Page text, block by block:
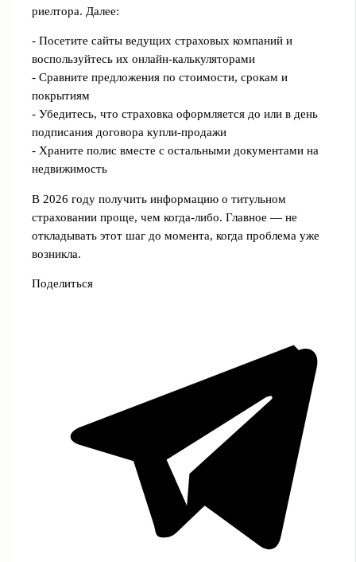
риелтора. Далее:
- Посетите сайты ведущих страховых компаний и
воспользуйтесь их онлайн-калькуляторами
- Сравните предложения по стоимости, срокам и
покрытиям
- Убедитесь, что страховка оформляется до или в день
подписания договора купли-продажи
- Храните полис вместе с остальными документами на
недвижимость
В 2026 году получить информацию о титульном
страховании проще, чем когда-либо. Главное — не
откладывать этот шаг до момента, когда проблема уже
возникла.
Поделиться